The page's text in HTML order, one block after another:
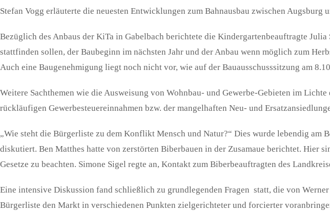
Stefan Vogg erläuterte die neuesten Entwicklungen zum Bahnausbau zwischen Augsburg
Bezüglich des Anbaus der KiTa in Gabelbach berichtete die Kindergartenbeauftragte
stattfinden sollen, der Baubeginn im nächsten Jahr und der Anbau wenn möglich zum
Auch eine Baugenehmigung liegt noch nicht vor, wie auf der Bauausschusssitzung am
Weitere Sachthemen wie die Ausweisung von Wohnbau- und Gewerbe-Gebieten im
rückläufigen Gewerbesteuereinnahmen bzw. der mangelhaften Neu- und
„Wie steht die Bürgerliste zu dem Konflikt Mensch und Natur?“ Dies wurde lebendig am
diskutiert. Ben Matthes hatte von zerstörten Biberbauen in der Zusamaue berichtet. Hier
Gesetze zu beachten. Simone Sigel regte an, Kontakt zum Biberbeauftragten des
Eine intensive Diskussion fand schließlich zu grundlegenden Fragen statt, die von
Bürgerliste den Markt in verschiedenen Punkten zielgerichteter und forcierter